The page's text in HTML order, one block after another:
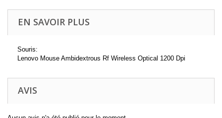
EN SAVOIR PLUS
Souris:
Lenovo Mouse Ambidextrous Rf Wireless Optical 1200 Dpi
AVIS